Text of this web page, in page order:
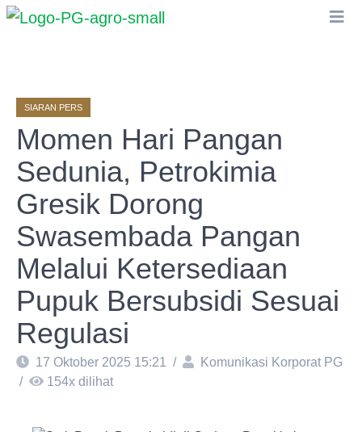
SIARAN PERS
Momen Hari Pangan
Sedunia, Petrokimia
Gresik Dorong
Swasembada Pangan
Melalui Ketersediaan
Pupuk Bersubsidi Sesuai
Regulasi
17 Oktober 2025 15:21 /
Komunikasi Korporat PG
/
154x dilihat